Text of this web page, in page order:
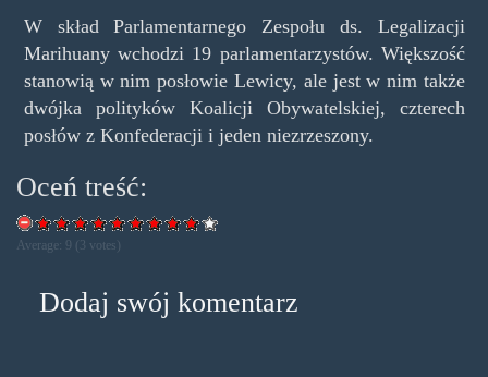
W skład Parlamentarnego Zespołu ds. Legalizacji
Marihuany wchodzi 19 parlamentarzystów. Większość
stanowią w nim posłowie Lewicy, ale jest w nim także
dwójka polityków Koalicji Obywatelskiej, czterech
posłów z Konfederacji i jeden niezrzeszony.
Oceń treść:
Average: 9 ( 3 votes)
Dodaj swój komentarz